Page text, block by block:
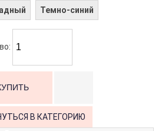
Темно-синий
В КАТЕГОРИЮ